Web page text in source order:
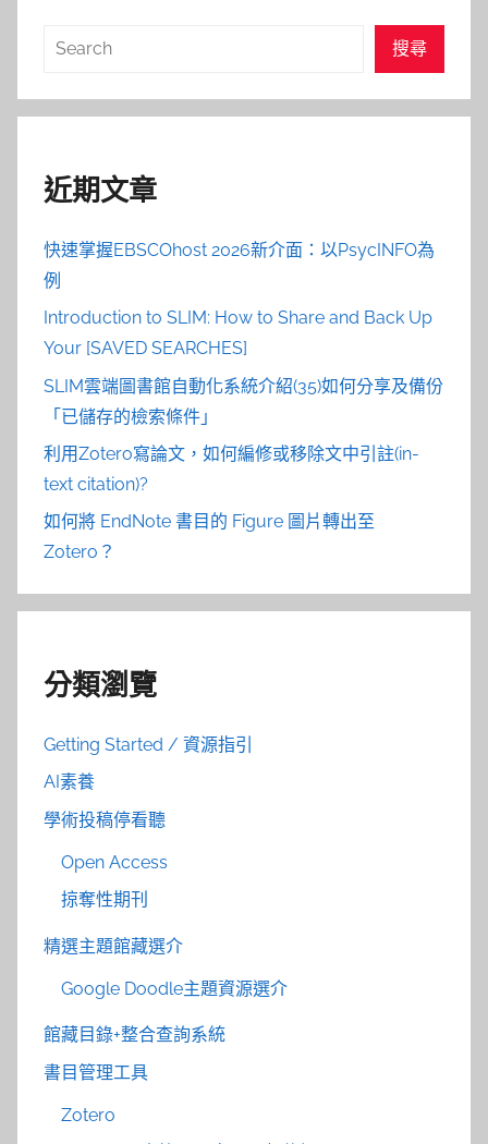
搜
搜尋
近期文章
快速掌握EBSCOhost 2026新介面：以PsycINFO為
例
Introduction to SLIM: How to Share and Back Up
Your [SAVED SEARCHES]
SLIM雲端圖書館自動化系統介紹(35)如何分享及備份
「已儲存的檢索條件」
利用Zotero寫論文，如何編修或移除文中引註(in-
text citation)?
如何將 EndNote 書目的 Figure 圖片轉出至
Zotero？
分類瀏覽
Getting Started / 資源指引
AI素養
學術投稿停看聽
Open Access
掠奪性期刊
精選主題館藏選介
Google Doodle主題資源選介
館藏目錄+整合查詢系統
書目管理工具
Zotero